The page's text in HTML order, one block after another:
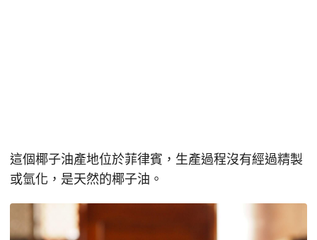
這個椰子油產地位於菲律賓，生產過程沒有經過精製
或氫化，是天然的椰子油。